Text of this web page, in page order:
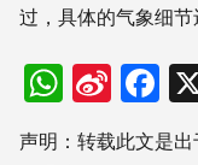
过，具体的气象细节
Sina
声明：转载此文是